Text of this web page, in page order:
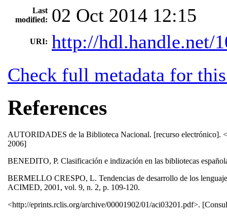
Last
modified: 02 Oct 2014 12:15
URI: http://hdl.handle.net/
Check full metadata for
References
AUTORIDADES de la Biblioteca Nacional. [recurso
2006]
BENEDITO, P. Clasificación e indización en las bibliotecas
BERMELLO CRESPO, L. Tendencias de desarrollo de los
ACIMED, 2001, vol. 9, n. 2, p. 109-120.
<http://eprints.rclis.org/archive/00001902/01/aci03201.pdf>.